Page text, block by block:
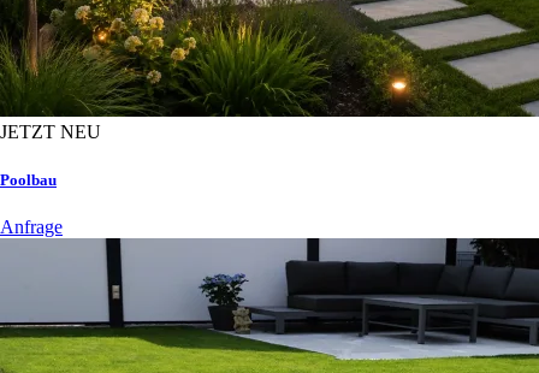
JETZT NEU
Poolbau
Anfrage